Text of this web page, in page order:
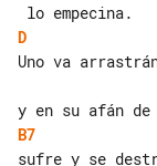
D
B7